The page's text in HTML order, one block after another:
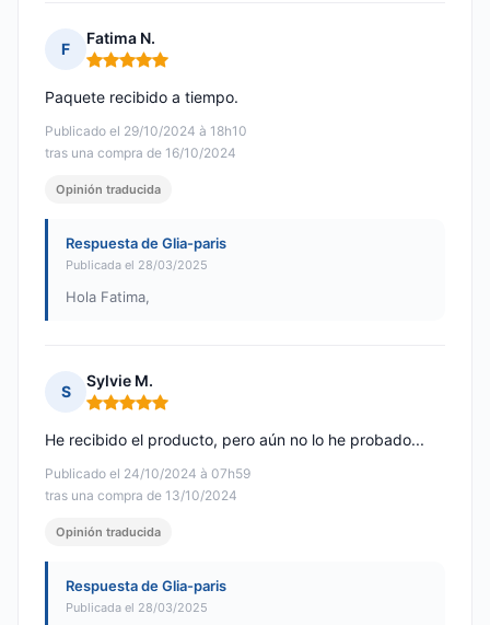
F
Fatima N.
Nota: 5 de 5
Publicado el 29/10/2024 à 18h10
tras una compra de 16/10/2024
Paquete recibido a tiempo.
Opinión traducida
Respuesta de Glia-paris
Publicada el 28/03/2025
Hola Fatima,
S
Sylvie M.
Nota: 5 de 5
Publicado el 24/10/2024 à 07h59
tras una compra de 13/10/2024
He recibido el producto, pero aún no lo he probado...
Opinión traducida
Respuesta de Glia-paris
Publicada el 28/03/2025